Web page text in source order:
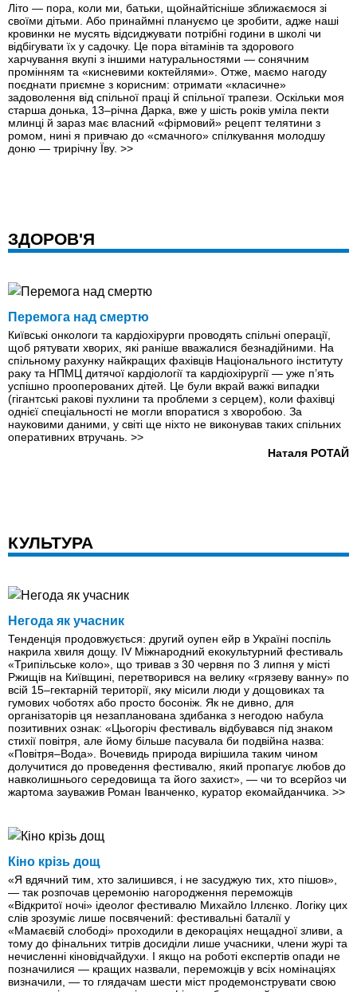
Літо — пора, коли ми, батьки, щойнайтісніше зближаємося зі
своїми дітьми. Або принаймні плануємо це зробити, адже наші
кровинки не мусять відсиджувати потрібні години в школі чи
відбігувати їх у садочку. Це пора вітамінів та здорового
харчування вкупі з іншими натуральностями — сонячним
промінням та «кисневими коктейлями». Отже, маємо нагоду
поєднати приємне з корисним: отримати «класичне»
задоволення від спільної праці й спільної трапези. Оскільки моя
старша донька, 13–річна Дарка, вже у шість років уміла пекти
млинці й зараз має власний «фірмовий» рецепт телятини з
ромом, нині я привчаю до «смачного» спілкування молодшу
доню — трирічну Їву. >>
ЗДОРОВ'Я
Перемога над смертю
Київські онкологи та кардіохірурги проводять спільні операції,
щоб рятувати хворих, які раніше вважалися безнадійними. На
спільному рахунку найкращих фахівців Національного інституту
раку та НПМЦ дитячої кардіології та кардіохірургії — уже п’ять
успішно прооперованих дітей. Це були вкрай важкі випадки
(гігантські ракові пухлини та проблеми з серцем), коли фахівці
однієї спеціальності не могли впоратися з хворобою. За
науковими даними, у світі ще ніхто не виконував таких спільних
оперативних втручань. >>
Наталя РОТАЙ
КУЛЬТУРА
Негода як учасник
Тенденція продовжується: другий оупен ейр в Україні поспіль
накрила хвиля дощу. IV Міжнародний екокультурний фестиваль
«Трипільське коло», що тривав з 30 червня по 3 липня у місті
Ржищів на Київщині, перетворився на велику «грязеву ванну» по
всій 15–гектарній території, яку місили люди у дощовиках та
гумових чоботях або просто босоніж. Як не дивно, для
організаторів ця незапланована здибанка з негодою набула
позитивних ознак: «Цьогоріч фестиваль відбувався під знаком
стихії повітря, але йому більше пасувала би подвійна назва:
«Повітря–Вода». Вочевидь природа вирішила таким чином
долучитися до проведення фестивалю, який пропагує любов до
навколишнього середовища та його захист», — чи то всерйоз чи
жартома зауважив Роман Іванченко, куратор екомайданчика. >>
Кіно крізь дощ
«Я вдячний тим, хто залишився, і не засуджую тих, хто пішов»,
— так розпочав церемонію нагородження переможців
«Відкритої ночі» ідеолог фестивалю Михайло Іллєнко. Логіку цих
слів зрозуміє лише посвячений: фестивальні баталії у
«Мамаєвій слободі» проходили в декораціях нещадної зливи, а
тому до фінальних титрів досиділи лише учасники, члени журі та
нечисленні кіновідчайдухи. І якщо на роботі експертів опади не
позначилися — кращих назвали, переможців у всіх номінаціях
визначили, — то глядачам шести міст продемонструвати свою